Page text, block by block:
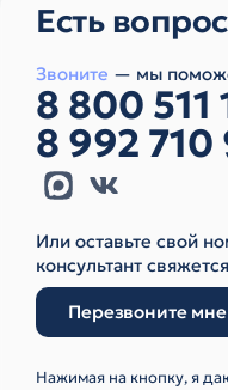
Есть
Звоните — мы
8 800 511
8 992 710
Или оставьте свой
консультант
Перезвоните мне
Нажимая на кнопку, я